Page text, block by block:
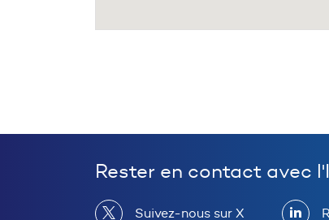
Rester en contact avec
Suivez-nous sur X